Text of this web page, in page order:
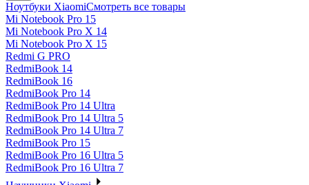
Ноутбуки XiaomiСмотреть все товары
Mi Notebook Pro 15
Mi Notebook Pro X 14
Mi Notebook Pro X 15
Redmi G PRO
RedmiBook 14
RedmiBook 16
RedmiBook Pro 14
RedmiBook Pro 14 Ultra
RedmiBook Pro 14 Ultra 5
RedmiBook Pro 14 Ultra 7
RedmiBook Pro 15
RedmiBook Pro 16 Ultra 5
RedmiBook Pro 16 Ultra 7